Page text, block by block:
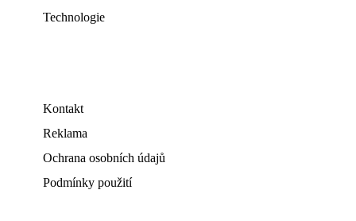
Technologie
Kontakt
Reklama
Ochrana osobních údajů
Podmínky použití